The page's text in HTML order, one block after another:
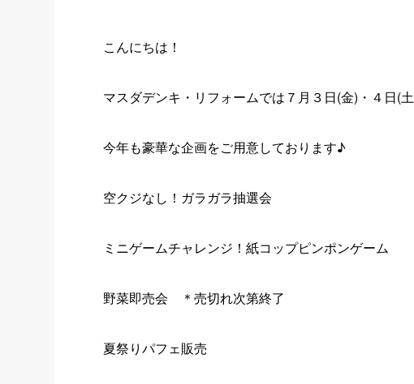
こんにちは！
マスダデンキ・リフォームでは７月３日(金)・４日(
今年も豪華な企画をご用意しております♪
空クジなし！ガラガラ抽選会
ミニゲームチャレンジ！紙コップピンポンゲーム
野菜即売会 ＊売切れ次第終了
夏祭りパフェ販売